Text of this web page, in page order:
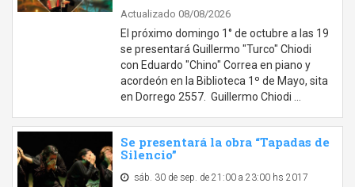
Actualizado 08/08/2026
El próximo domingo 1° de octubre a las 19
se presentará Guillermo "Turco" Chiodi
con Eduardo "Chino" Correa en piano y
acordeón en la Biblioteca 1º de Mayo, sita
en Dorrego 2557. Guillermo Chiodi …
Se presentará la obra “Tapadas de
Silencio”
sáb. 30 de sep. de 21:00 a 23:00 hs 2017